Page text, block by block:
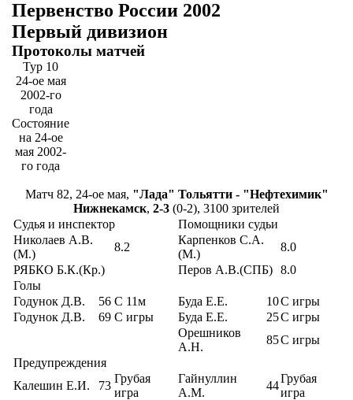
Первенство России 2002
Первый дивизион
Протоколы матчей
Тур 10
24-ое мая
2002-го
года
Состояние
на 24-ое
мая 2002-
го года
Матч 82, 24-ое мая, "Лада" Тольятти - "Нефтехимик"
Нижнекамск, 2-3 (0-2), 3100 зрителей
Судья и инспектор
Помощники судьи
Николаев А.В.
(М.)
8.2
Карпенков С.А.
(М.)
8.0
РЯБКО Б.К.(Кр.)
Перов А.В.(СПБ) 8.0
Голы
Годунок Д.В.
56 С 11м Буда Е.Е. 10С игры
Годунок Д.В.
69 С игры Буда Е.Е. 25С игры
Орешников
А.Н.
85С игры
Предупреждения
Калешин Е.И.
73
Грубая
игра
Гайнуллин
А.М.
44
Грубая
игра